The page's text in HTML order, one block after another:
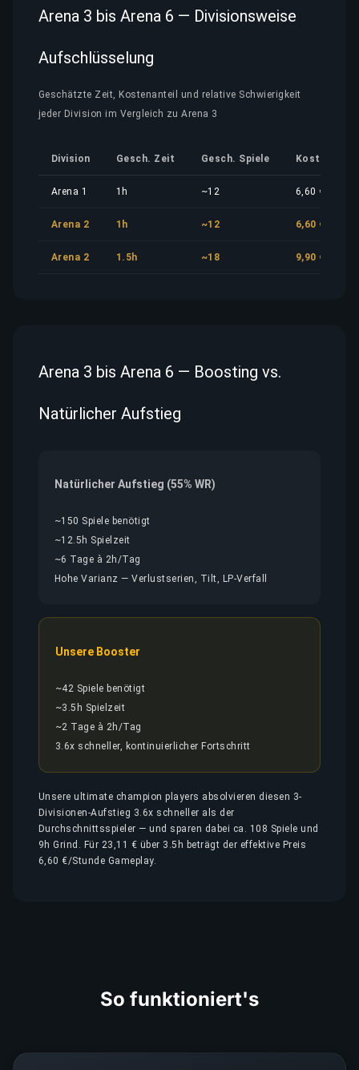
Arena 3 bis Arena 6 — Divisionsweise
Aufschlüsselung
Geschätzte Zeit, Kostenanteil und relative Schwierigkeit
jeder Division im Vergleich zu Arena 3
Division Gesch. Zeit Gesch. Spiele
Arena 1 1h ~12 6,60 €
Arena 2 1h ~12 6,60 €
Arena 2 1.5h ~18 9,90 €
Arena 3 bis Arena 6 — Boosting vs.
Natürlicher Aufstieg
Natürlicher Aufstieg (55% WR)
~150 Spiele benötigt
~12.5h Spielzeit
~6 Tage à 2h/Tag
Hohe Varianz — Verlustserien, Tilt, LP-Verfall
Unsere Booster
~42 Spiele benötigt
~3.5h Spielzeit
~2 Tage à 2h/Tag
3.6x schneller, kontinuierlicher Fortschritt
Unsere ultimate champion players absolvieren diesen 3-
Divisionen-Aufstieg 3.6x schneller als der
Durchschnittsspieler — und sparen dabei ca. 108 Spiele und
9h Grind. Für 23,11 € über 3.5h beträgt der effektive Preis
6,60 €/Stunde Gameplay.
So funktioniert's